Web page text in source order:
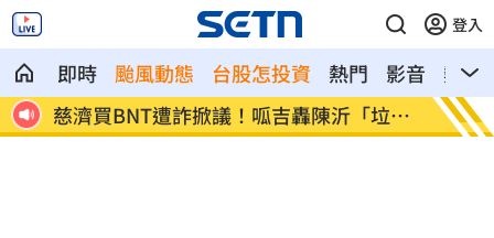
登入
即時 颱風動態 台股怎投資 熱門 影音
熱搜
心
慈濟買BNT遭詐掀議！呱吉轟陳沂「垃
圾」
獨／